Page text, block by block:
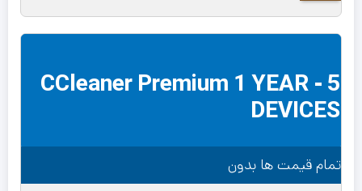
CCleaner Premium 1 YEAR - 5
DEVICES
تمام قیمت ها بدون